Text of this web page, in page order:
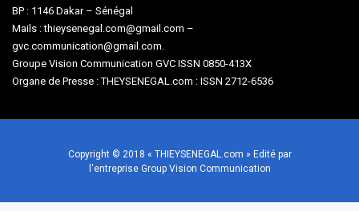
BP : 1146 Dakar – Sénégal
Mails : thieysenegal.com@gmail.com –
gvc.communication@gmail.com.
Groupe Vision Communication GVC ISSN 0850-413X
Organe de Presse : THEYSENEGAL.com : ISSN 2712-6536
Copyright © 2018 « THIEYSENEGAL.com » Edité par
l'entreprise Group Vision Communication